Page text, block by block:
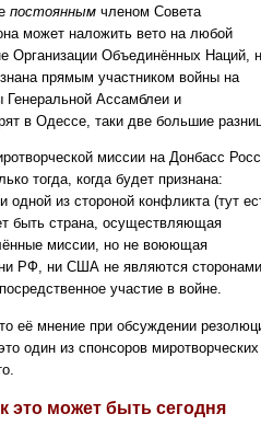
постоянным членом Совета
может наложить вето на любой
Организации Объединённых Наций,
прямым участником войны на
Ассамблеи и
в Одессе, таки две большие
миссии на Донбасс
тогда, когда будет признана:
из стороной конфликта (тут
быть страна, осуществляющая
миссии, но не воюющая
РФ, ни США не являются сторонами
участие в войне.
её мнение при обсуждении
один из спонсоров миротворческих
это может быть сегодня